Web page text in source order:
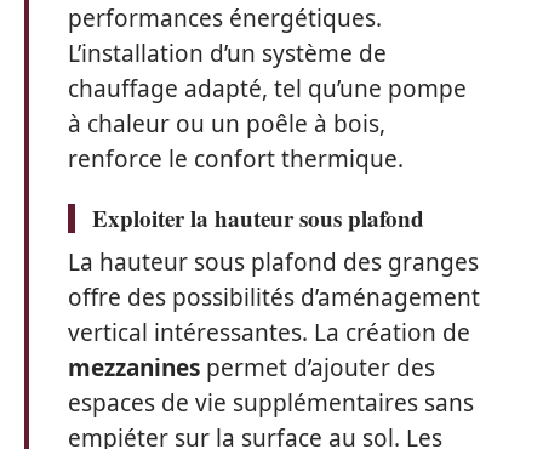
performances énergétiques.
L’installation d’un système de
chauffage adapté, tel qu’une pompe
à chaleur ou un poêle à bois,
renforce le confort thermique.
Exploiter la hauteur sous plafond
La hauteur sous plafond des granges
offre des possibilités d’aménagement
vertical intéressantes. La création de
mezzanines permet d’ajouter des
espaces de vie supplémentaires sans
empiéter sur la surface au sol. Les